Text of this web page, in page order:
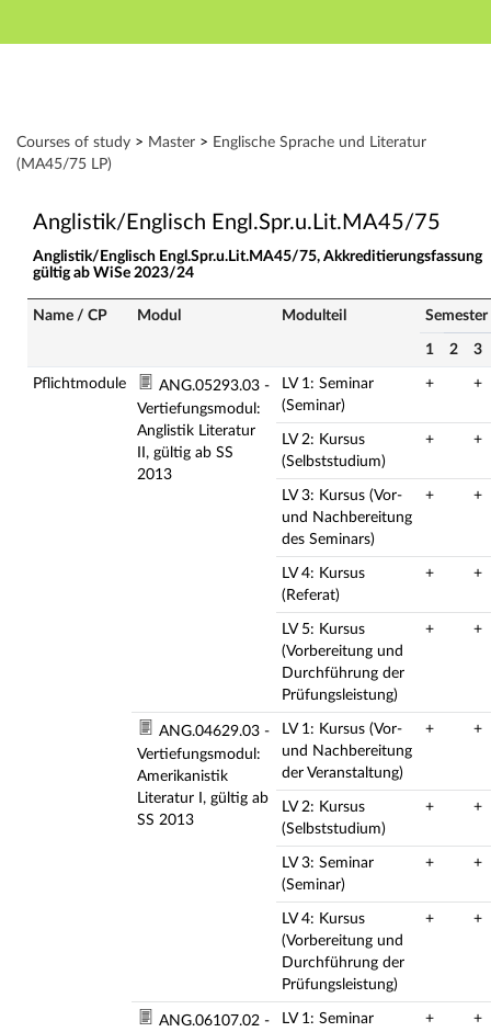
Hauptnavigation
Hauptinhalt
Modulverzeichnis - Studiengänge
Courses of study > Master > Englische Sprache und Literatur
(MA45/75 LP)
Anglistik/Englisch Engl.Spr.u.Lit.MA45/75
Anglistik/Englisch Engl.Spr.u.Lit.MA45/75, Akkreditierungsfassung
gültig ab WiSe 2023/24
Name / CP Modul Modulteil Semester
1 2 3
Pflichtmodule
ANG.05293.03 -
Vertiefungsmodul:
Anglistik Literatur
II, gültig ab SS
2013
LV 1: Seminar
(Seminar)
+ +
LV 2: Kursus
(Selbststudium)
+ +
LV 3: Kursus (Vor-
und Nachbereitung
des Seminars)
+ +
LV 4: Kursus
(Referat)
+ +
LV 5: Kursus
(Vorbereitung und
Durchführung der
Prüfungsleistung)
+ +
ANG.04629.03 -
Vertiefungsmodul:
Amerikanistik
Literatur I, gültig ab
SS 2013
LV 1: Kursus (Vor-
und Nachbereitung
der Veranstaltung)
+ +
LV 2: Kursus
(Selbststudium)
+ +
LV 3: Seminar
(Seminar)
+ +
LV 4: Kursus
(Vorbereitung und
Durchführung der
Prüfungsleistung)
+ +
ANG.06107.02 -
LV 1: Seminar
+ +